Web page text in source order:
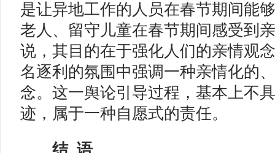
是让异地工作的人员在春节期间能
老人、留守儿童在春节期间感受到
说，其目的在于强化人们的亲情观
名逐利的氛围中强调一种亲情化的
念。这一舆论引导过程，基本上不
迹，属于一种自愿式的责任。